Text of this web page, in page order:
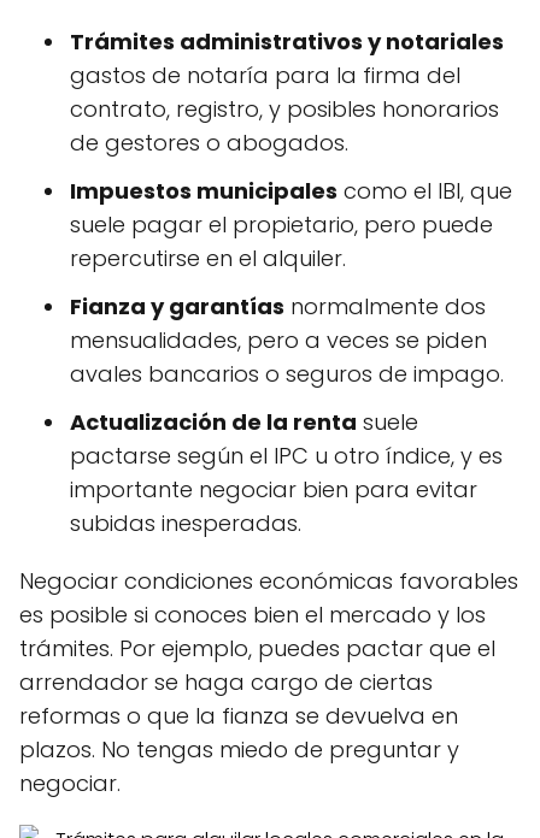
Trámites administrativos y notariales
gastos de notaría para la firma del
contrato, registro, y posibles honorarios
de gestores o abogados.
Impuestos municipales como el IBI, que
suele pagar el propietario, pero puede
repercutirse en el alquiler.
Fianza y garantías normalmente dos
mensualidades, pero a veces se piden
avales bancarios o seguros de impago.
Actualización de la renta suele
pactarse según el IPC u otro índice, y es
importante negociar bien para evitar
subidas inesperadas.
Negociar condiciones económicas favorables
es posible si conoces bien el mercado y los
trámites. Por ejemplo, puedes pactar que el
arrendador se haga cargo de ciertas
reformas o que la fianza se devuelva en
plazos. No tengas miedo de preguntar y
negociar.